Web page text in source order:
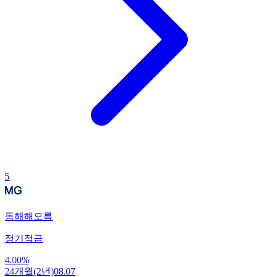
5
동해해오름
정기적금
4.00%
24개월(2년)08.07